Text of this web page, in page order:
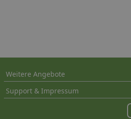
Weitere Angebote
Support & Impressum